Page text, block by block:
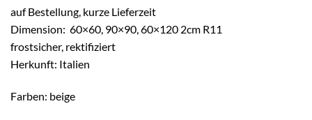
auf Bestellung, kurze Lieferzeit
Dimension: 60×60, 90×90, 60×120 2cm R11
frostsicher, rektifiziert
Herkunft: Italien
Farben: beige